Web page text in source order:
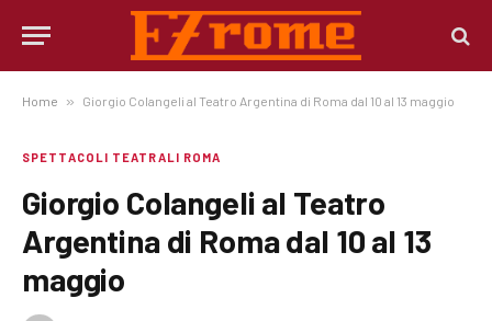
Home » Giorgio Colangeli al Teatro Argentina di Roma dal 10 al 13 maggio
SPETTACOLI TEATRALI ROMA
Giorgio Colangeli al Teatro
Argentina di Roma dal 10 al 13
maggio